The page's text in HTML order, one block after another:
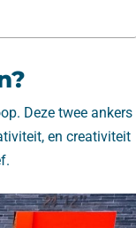
Deze twee ankers
en creativiteit